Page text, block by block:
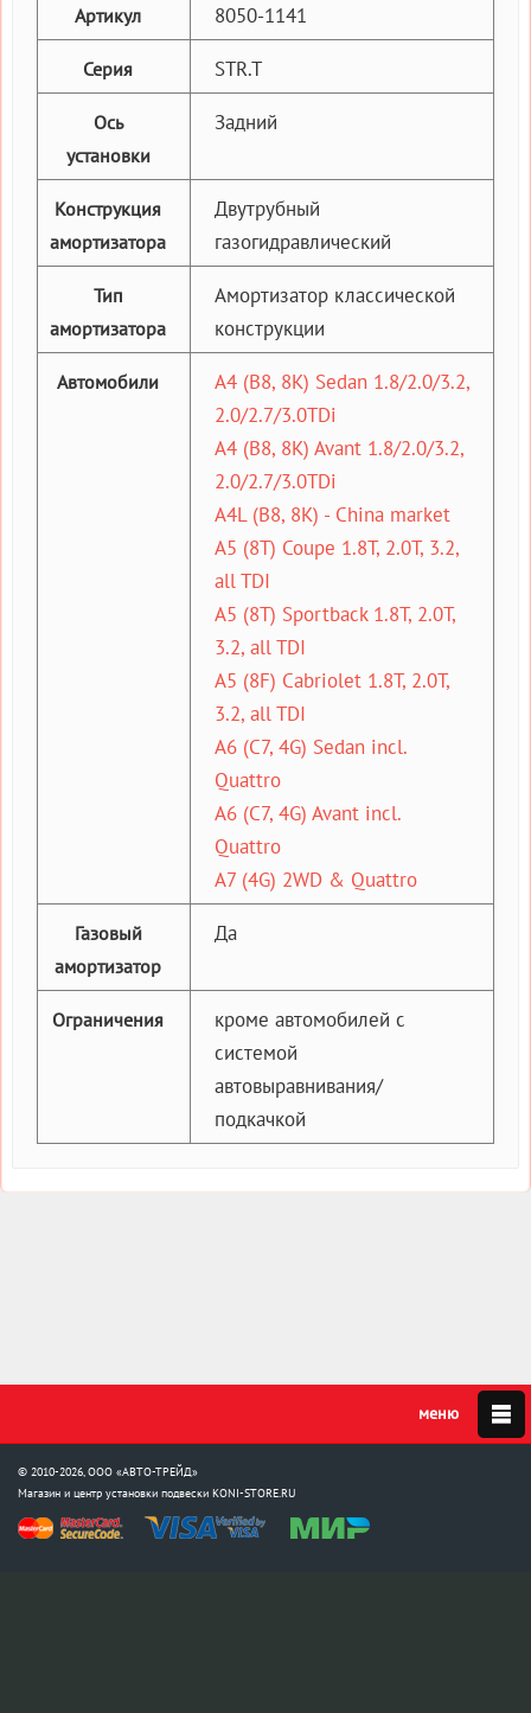
Артикул 8050-1141
Серия STR.T
Ось
установки
Задний
Конструкция
амортизатора
Двутрубный
газогидравлический
Тип
амортизатора
Амортизатор классической
конструкции
Автомобили
A4 (B8, 8K) Sedan 1.8/2.0/3.2,
2.0/2.7/3.0TDi
A4 (B8, 8K) Avant 1.8/2.0/3.2,
2.0/2.7/3.0TDi
A4L (B8, 8K) - China market
A5 (8T) Coupe 1.8T, 2.0T, 3.2,
all TDI
A5 (8T) Sportback 1.8T, 2.0T,
3.2, all TDI
A5 (8F) Cabriolet 1.8T, 2.0T,
3.2, all TDI
A6 (C7, 4G) Sedan incl.
Quattro
A6 (C7, 4G) Avant incl.
Quattro
A7 (4G) 2WD & Quattro
Газовый
амортизатор
Да
Ограничения
кроме автомобилей с
системой
автовыравнивания/
подкачкой
© 2010-2026, ООО «АВТО-ТРЕЙД»
Магазин и центр установки подвески KONI-STORE.RU